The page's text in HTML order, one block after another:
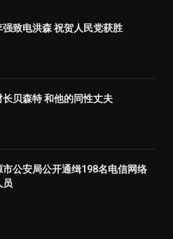
致电洪森 祝贺人民党获胜
贝森特 和他的同性丈夫
市公安局公开通缉198名电信网络
员